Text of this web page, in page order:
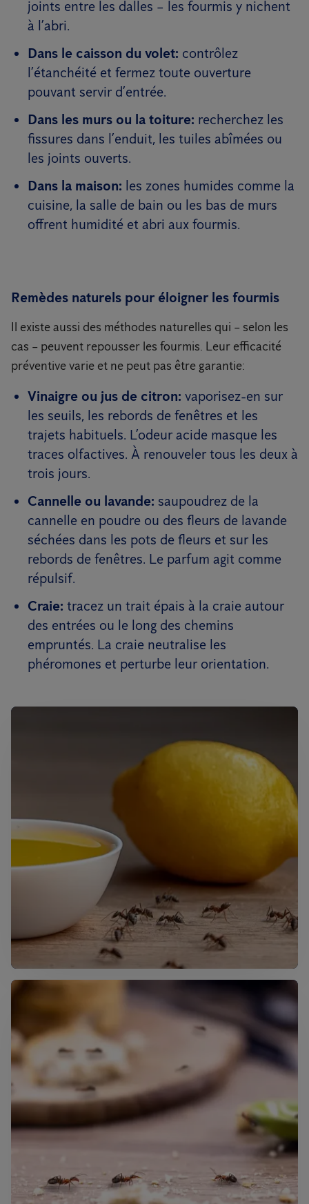
joints entre les dalles – les fourmis y nichent
à l’abri.
Dans le caisson du volet: contrôlez
l’étanchéité et fermez toute ouverture
pouvant servir d’entrée.
Dans les murs ou la toiture: recherchez les
fissures dans l’enduit, les tuiles abîmées ou
les joints ouverts.
Dans la maison: les zones humides comme la
cuisine, la salle de bain ou les bas de murs
offrent humidité et abri aux fourmis.
Remèdes naturels pour éloigner les fourmis
Il existe aussi des méthodes naturelles qui – selon les
cas – peuvent repousser les fourmis. Leur efficacité
préventive varie et ne peut pas être garantie:
Vinaigre ou jus de citron: vaporisez-en sur
les seuils, les rebords de fenêtres et les
trajets habituels. L’odeur acide masque les
traces olfactives. À renouveler tous les deux à
trois jours.
Cannelle ou lavande: saupoudrez de la
cannelle en poudre ou des fleurs de lavande
séchées dans les pots de fleurs et sur les
rebords de fenêtres. Le parfum agit comme
répulsif.
Craie: tracez un trait épais à la craie autour
des entrées ou le long des chemins
empruntés. La craie neutralise les
phéromones et perturbe leur orientation.